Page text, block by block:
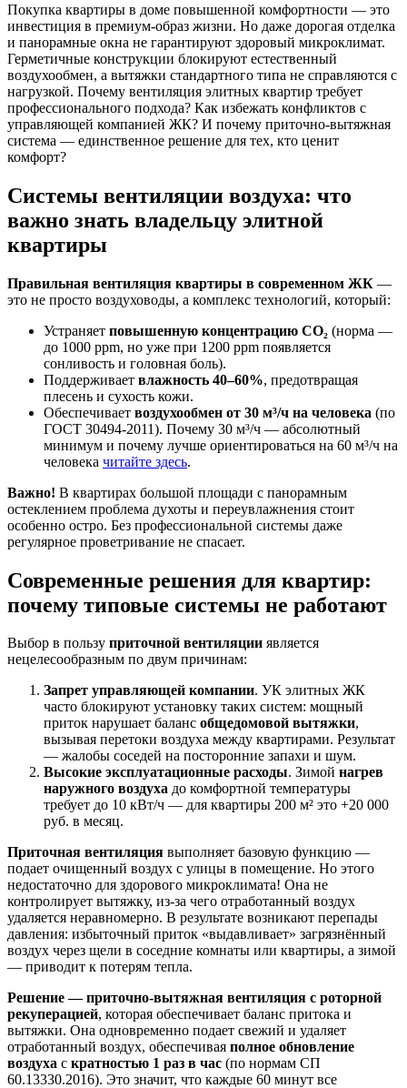
Покупка квартиры в доме повышенной комфортности — это
инвестиция в премиум-образ жизни. Но даже дорогая отделка
и панорамные окна не гарантируют здоровый микроклимат.
Герметичные конструкции блокируют естественный
воздухообмен, а вытяжки стандартного типа не справляются с
нагрузкой. Почему вентиляция элитных квартир требует
профессионального подхода? Как избежать конфликтов с
управляющей компанией ЖК? И почему приточно-вытяжная
система — единственное решение для тех, кто ценит
комфорт?
Системы вентиляции воздуха: что
важно знать владельцу элитной
квартиры
Правильная вентиляция квартиры в современном ЖК —
это не просто воздуховоды, а комплекс технологий, который:
Устраняет повышенную концентрацию CO₂ (норма —
до 1000 ppm, но уже при 1200 ppm появляется
сонливость и головная боль).
Поддерживает влажность 40–60%, предотвращая
плесень и сухость кожи.
Обеспечивает воздухообмен от 30 м³/ч на человека (по
ГОСТ 30494-2011). Почему 30 м³/ч — абсолютный
минимум и почему лучше ориентироваться на 60 м³/ч на
человека читайте здесь.
Важно! В квартирах большой площади с панорамным
остеклением проблема духоты и переувлажнения стоит
особенно остро. Без профессиональной системы даже
регулярное проветривание не спасает.
Современные решения для квартир:
почему типовые системы не работают
Выбор в пользу приточной вентиляции является
нецелесообразным по двум причинам:
Запрет управляющей компании. УК элитных ЖК
часто блокируют установку таких систем: мощный
приток нарушает баланс общедомовой вытяжки,
вызывая перетоки воздуха между квартирами. Результат
— жалобы соседей на посторонние запахи и шум.
Высокие эксплуатационные расходы. Зимой нагрев
наружного воздуха до комфортной температуры
требует до 10 кВт/ч — для квартиры 200 м² это +20 000
руб. в месяц.
Приточная вентиляция выполняет базовую функцию —
подает очищенный воздух с улицы в помещение. Но этого
недостаточно для здорового микроклимата! Она не
контролирует вытяжку, из-за чего отработанный воздух
удаляется неравномерно. В результате возникают перепады
давления: избыточный приток «выдавливает» загрязнённый
воздух через щели в соседние комнаты или квартиры, а зимой
— приводит к потерям тепла.
Решение— приточно-вытяжная вентиляция с роторной
рекуперацией, которая обеспечивает баланс притока и
вытяжки. Она одновременно подает свежий и удаляет
отработанный воздух, обеспечивая полное обновление
воздуха с кратностью 1 раз в час (по нормам СП
60.13330.2016). Это значит, что каждые 60 минут все